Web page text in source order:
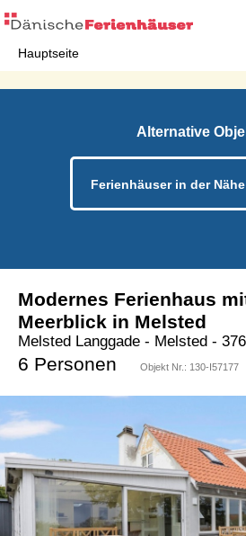
Hauptseite
Alternative
Ferienhäuser in der
Modernes Ferienhaus
Meerblick in Melsted
Melsted Langgade - Melsted -
6 Personen Objekt Nr.: 130-I57177